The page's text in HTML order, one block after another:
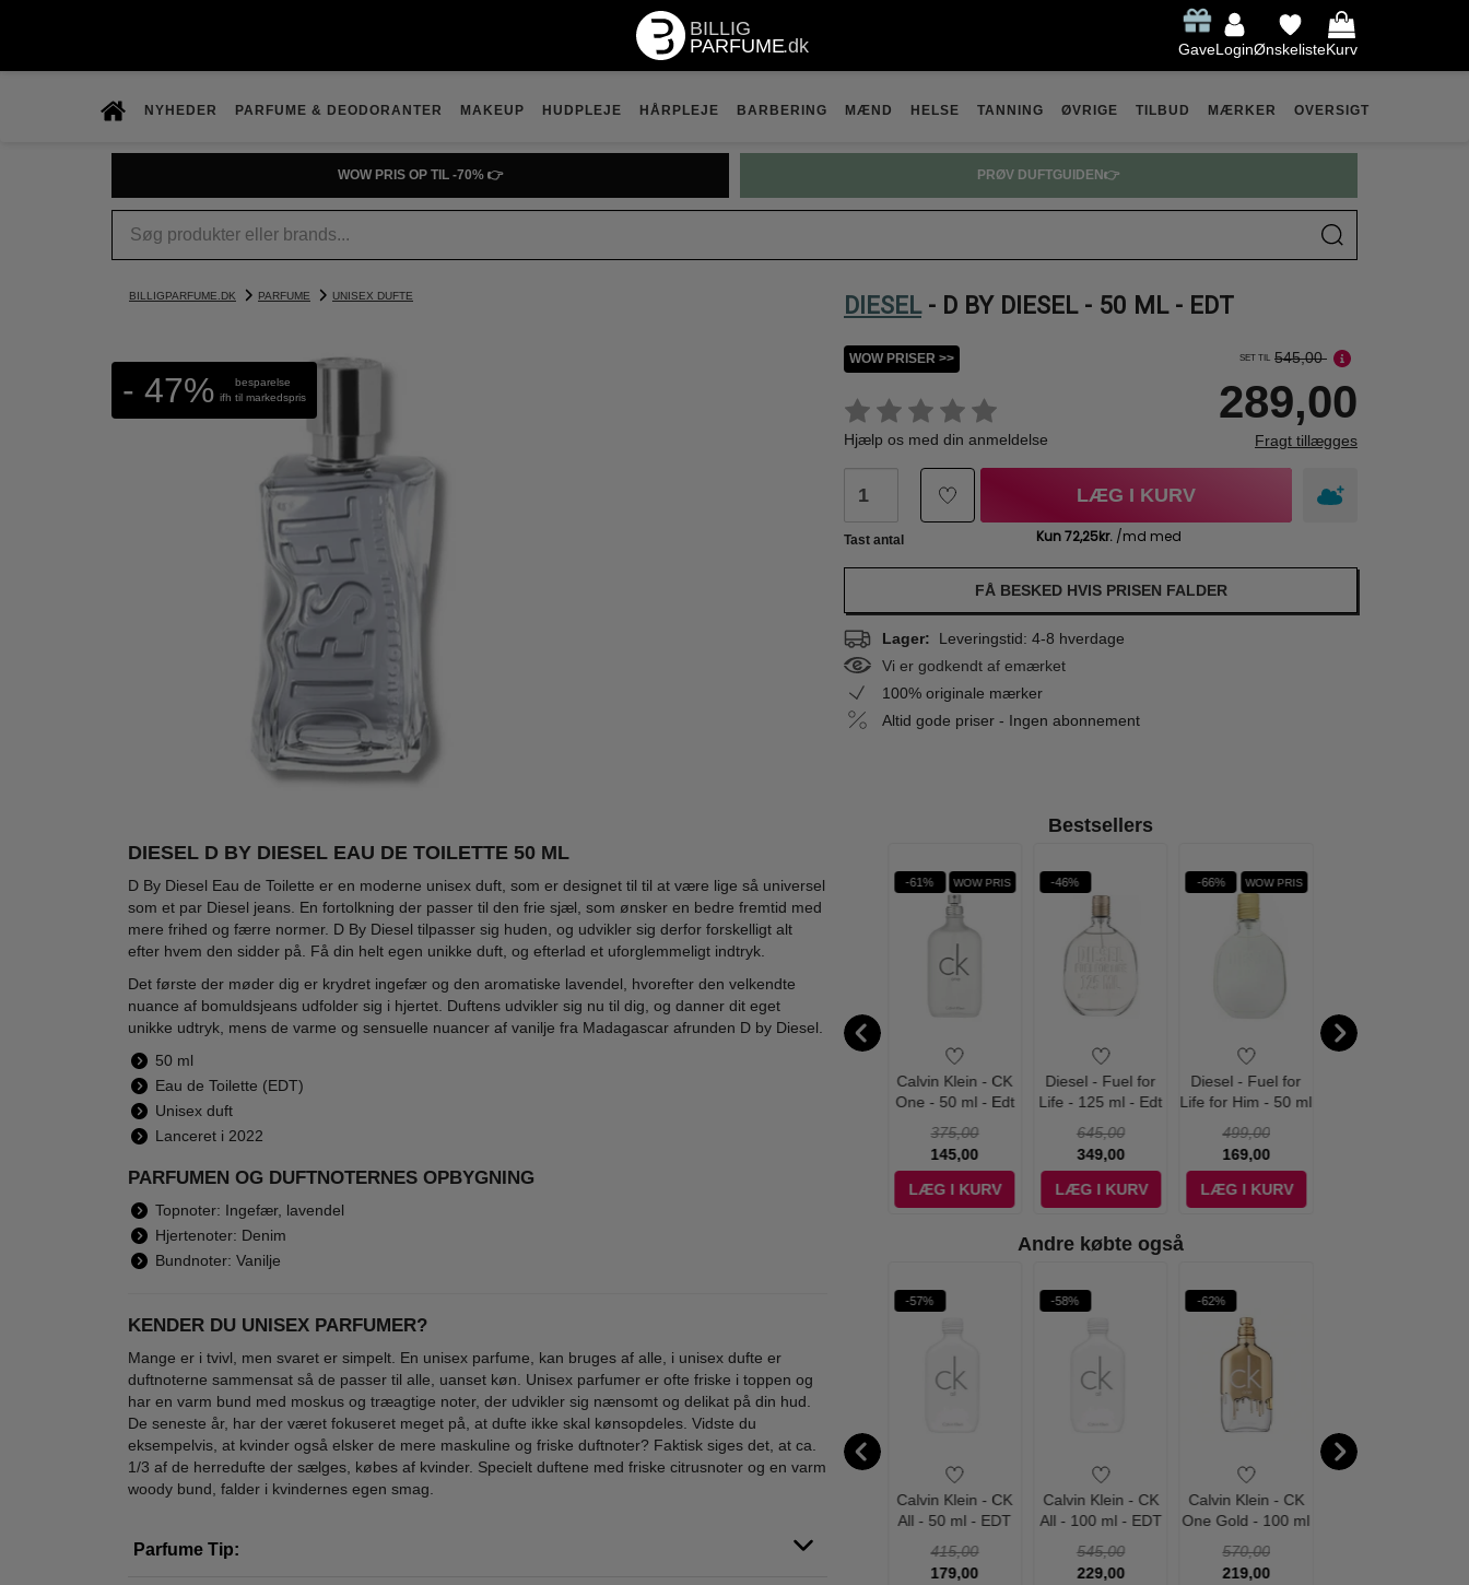
GaveLoginØnskelisteKurv
NYHEDER PARFUME & DEODORANTER MAKEUP HUDPLEJE HÅRPLEJE BARBERING MÆND HELSE TANNING ØVRIGE TILBUD MÆRKER OVERSIGT
WOW PRIS OP TIL -70% 👉 PRØV DUFTGUIDEN👉
BILLIGPARFUME.DK PARFUME UNISEX DUFTE DIESEL- D BY DIESEL - 50 ML - EDT
- 47%
besparelse
ifh til markedspris
WOW PRISER >>
Hjælp os med din anmeldelse
SET TIL 545,00
289,00
Fragt tillægges
Tast antal
LÆG I KURV
FÅ BESKED HVIS PRISEN FALDER
Lager: Leveringstid: 4-8 hverdage
Vi er godkendt af emærket
100% originale mærker
Altid gode priser - Ingen abonnement
DIESEL D BY DIESEL EAU DE TOILETTE 50 ML
D By Diesel Eau de Toilette er en moderne unisex duft, som er designet til til at være lige så universel
som et par Diesel jeans. En fortolkning der passer til den frie sjæl, som ønsker en bedre fremtid med
mere frihed og færre normer. D By Diesel tilpasser sig huden, og udvikler sig derfor forskelligt alt
efter hvem den sidder på. Få din helt egen unikke duft, og efterlad et uforglemmeligt indtryk.
Det første der møder dig er krydret ingefær og den aromatiske lavendel, hvorefter den velkendte
nuance af bomuldsjeans udfolder sig i hjertet. Duftens udvikler sig nu til dig, og danner dit eget
unikke udtryk, mens de varme og sensuelle nuancer af vanilje fra Madagascar afrunden D by Diesel.
50 ml
Eau de Toilette (EDT)
Unisex duft
Lanceret i 2022
PARFUMEN OG DUFTNOTERNES OPBYGNING
Topnoter: Ingefær, lavendel
Hjertenoter: Denim
Bundnoter: Vanilje
KENDER DU UNISEX PARFUMER?
Mange er i tvivl, men svaret er simpelt. En unisex parfume, kan bruges af alle, i unisex dufte er
duftnoterne sammensat så de passer til alle, uanset køn. Unisex parfumer er ofte friske i toppen og
har en varm bund med moskus og træagtige noter, der udvikler sig nænsomt og delikat på din hud.
De seneste år, har der været fokuseret meget på, at dufte ikke skal kønsopdeles. Vidste du
eksempelvis, at kvinder også elsker de mere maskuline og friske duftnoter? Faktisk siges det, at ca.
1/3 af de herredufte der sælges, købes af kvinder. Specielt duftene med friske citrusnoter og en varm
woody bund, falder i kvindernes egen smag.
Parfume Tip:
Bestsellers
-32%
Diesel - Only the
Brave - 50 ml - Edt
485,00
LÆG I KURV
-60% WOW PRIS
LÆG I KURV
-40%
LÆG I KURV
-49% -59% WOW PRIS -61% WOW PRIS
Calvin Klein - CK
One - 50 ml - Edt
375,00
145,00
LÆG I KURV
-46%
Diesel - Fuel for
Life - 125 ml - Edt
645,00
349,00
LÆG I KURV
-66% WOW PRIS
Diesel - Fuel for
Life for Him - 50 ml
499,00
169,00
LÆG I KURV
Andre købte også
Calvin Klein - CK
- EDT
525,00
Angel Schlesser -
Edt
1.395,00
-57%
Calvin Klein - CK
All - 50 ml - EDT
415,00
179,00
-58%
Calvin Klein - CK
All - 100 ml - EDT
545,00
229,00
-62%
Calvin Klein - CK
One Gold - 100 ml
570,00
219,00